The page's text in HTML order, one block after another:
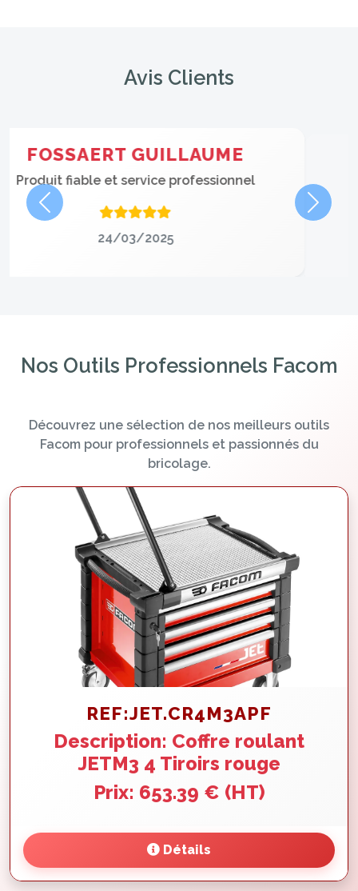
Avis Clients
M M
Excellent produit, service impeccable
24/03/2025
Précédent
Nos Outils Professionnels Facom
Découvrez une sélection de nos meilleurs outils
Facom pour professionnels et passionnés du
bricolage.
REF:JET.CR4M3APF
Description: Coffre roulant
JETM3 4 Tiroirs rouge
Prix: 653.39 € (HT)
Détails